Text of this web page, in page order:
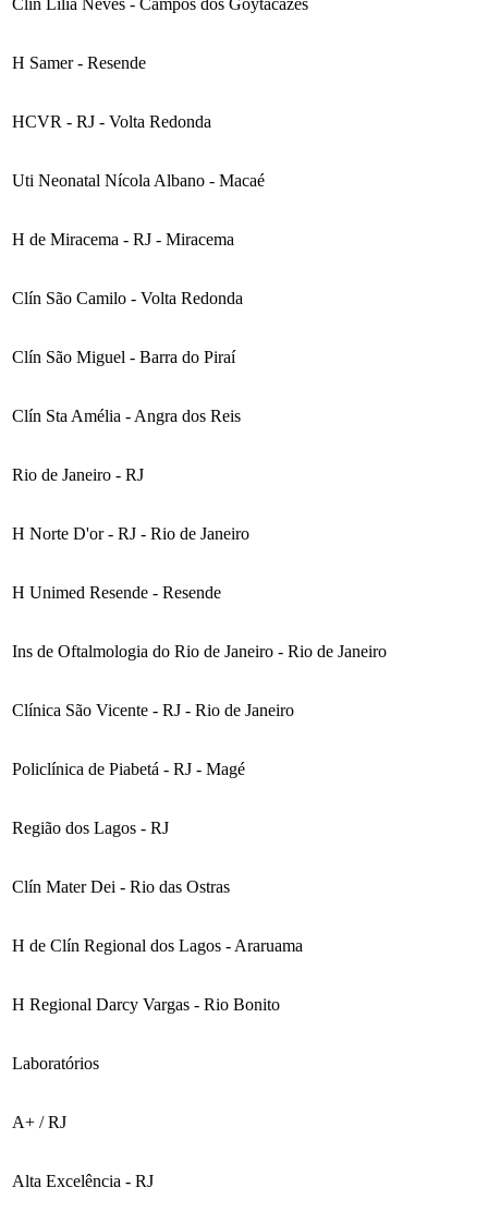
Clín Lilia Neves - Campos dos Goytacazes
H Samer - Resende
HCVR - RJ - Volta Redonda
Uti Neonatal Nícola Albano - Macaé
H de Miracema - RJ - Miracema
Clín São Camilo - Volta Redonda
Clín São Miguel - Barra do Piraí
Clín Sta Amélia - Angra dos Reis
Rio de Janeiro - RJ
H Norte D'or - RJ - Rio de Janeiro
H Unimed Resende - Resende
Ins de Oftalmologia do Rio de Janeiro - Rio de Janeiro
Clínica São Vicente - RJ - Rio de Janeiro
Policlínica de Piabetá - RJ - Magé
Região dos Lagos - RJ
Clín Mater Dei - Rio das Ostras
H de Clín Regional dos Lagos - Araruama
H Regional Darcy Vargas - Rio Bonito
Laboratórios
A+ / RJ
Alta Excelência - RJ